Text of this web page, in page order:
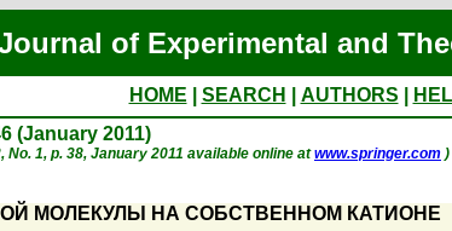
of Experimental and
HOME SEARCH AUTHORS
(January 2011)
No. 1, p. 38, January 2011 available online atwww.springer.com )
МОЛЕКУЛЫ НА СОБСТВЕННОМ КАТИОНЕ